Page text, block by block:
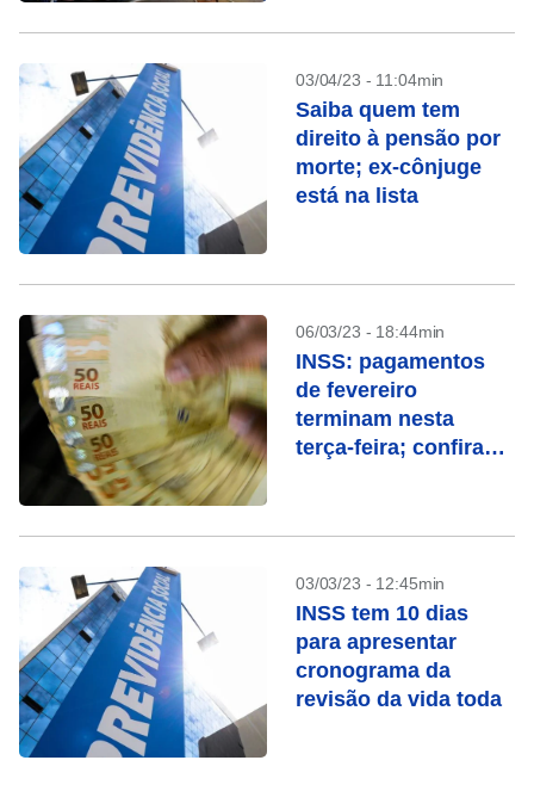
03/04/23 - 11:04min
Saiba quem tem
direito à pensão por
morte; ex-cônjuge
está na lista
06/03/23 - 18:44min
INSS: pagamentos
de fevereiro
terminam nesta
terça-feira; confira
03/03/23 - 12:45min
INSS tem 10 dias
para apresentar
cronograma da
revisão da vida toda